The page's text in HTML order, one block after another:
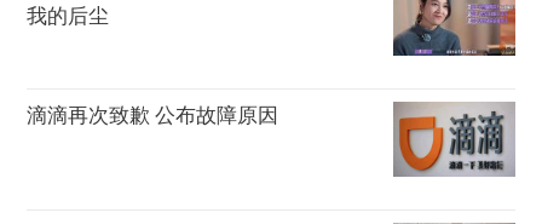
我的后尘
滴滴再次致歉 公布故障原因